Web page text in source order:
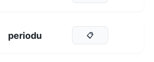
periodu 📋